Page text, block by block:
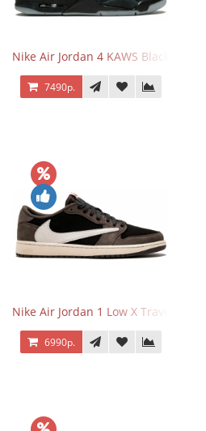
Nike Air Jordan 4 KAWS Black
7490р.
Nike Air Jordan 1 Low X Travis Scott
6990р.